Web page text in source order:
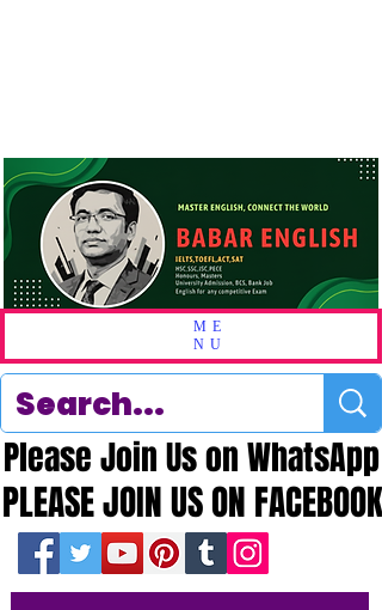
ME
NU
PLEASE JOIN US ON FACEBOOK
PLEASE JOIN US ON FACEBOOK
Please Join Us on WhatsApp
Please Join Us on WhatsApp